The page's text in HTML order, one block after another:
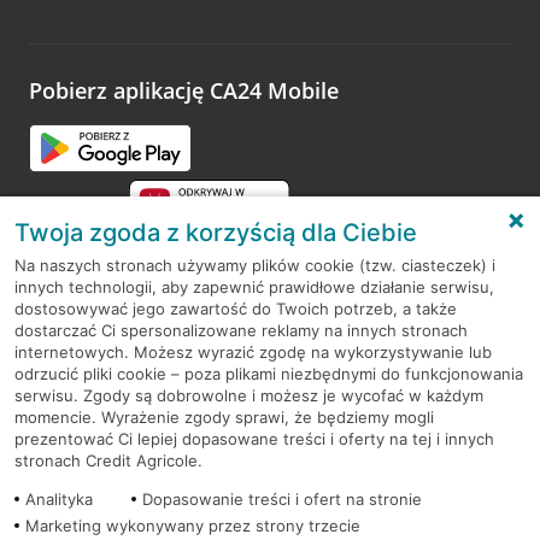
opinie.
Pobierz aplikację CA24 Mobile
RODO
Regulamin serwisu
Mapa serwisu
PolitykaCookies
Twoja zgoda z korzyścią dla Ciebie
Na naszych stronach używamy plików cookie (tzw. ciasteczek) i
innych technologii, aby zapewnić prawidłowe działanie serwisu,
dostosowywać jego zawartość do Twoich potrzeb, a także
dostarczać Ci spersonalizowane reklamy na innych stronach
internetowych. Możesz wyrazić zgodę na wykorzystywanie lub
odrzucić pliki cookie – poza plikami niezbędnymi do funkcjonowania
serwisu. Zgody są dobrowolne i możesz je wycofać w każdym
momencie. Wyrażenie zgody sprawi, że będziemy mogli
prezentować Ci lepiej dopasowane treści i oferty na tej i innych
stronach Credit Agricole.
Analityka
Dopasowanie treści i ofert na stronie
Marketing wykonywany przez strony trzecie